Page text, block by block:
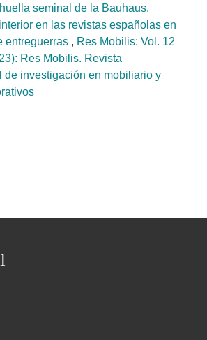
seminal de la Bauhaus.
en las revistas españolas en
entreguerras , Res Mobilis: Vol. 12
Res Mobilis. Revista
de investigación en mobiliario y